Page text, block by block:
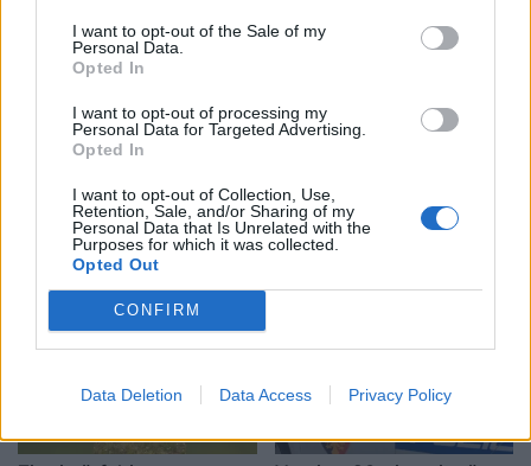
I want to opt-out of the Sale of my
Personal Data.
Opted In
I want to opt-out of processing my
Personal Data for Targeted Advertising.
Opted In
I want to opt-out of Collection, Use,
Retention, Sale, and/or Sharing of my
Personal Data that Is Unrelated with the
Purposes for which it was collected.
Opted Out
CONFIRM
Data Deletion Data Access Privacy Policy
E ndoqi me automatik dhe
vrau mikun e fëmijërisë,
identifikohet autori i
dyshuar që është në
Vrasja e 20-vjeçarit në
Korçë, banorët: Dëgjuam
një zhurmë dhe dolëm të